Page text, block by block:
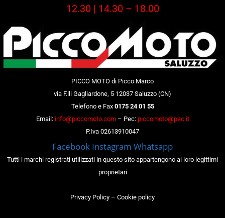
12.30 | 14.30 – 18.00
PICCO MOTO di Picco Marco
via F.lli Gagliardone, 5 12037 Saluzzo (CN)
Telefono e Fax 0175 24 01 55
Email: info@piccomoto.com– Pec: piccomoto@pec.it
P.Iva 02613910047
Facebook Instagram Whatsapp
Tutti i marchi registrati utilizzati in questo sito appartengono ai loro legittimi
proprietari
Privacy Policy – Cookie policy